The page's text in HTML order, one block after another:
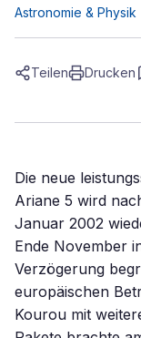
Astronomie & Physik
Teilen Drucken
Die neue
Ariane 5 wird
Januar 2002
Ende November
Verzögerung
europäischen
Kourou mit